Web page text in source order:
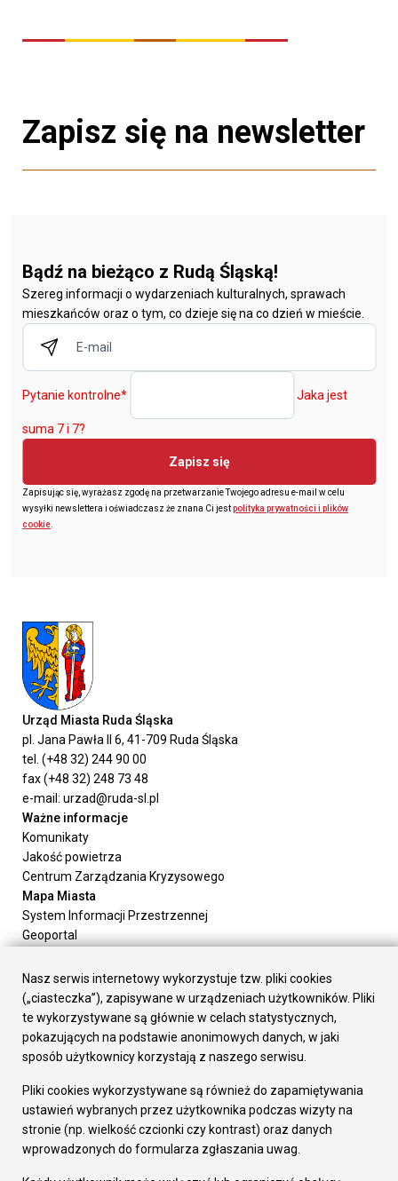
Zapisz się na newsletter
Bądź na bieżąco z Rudą Śląską!
Szereg informacji o wydarzeniach kulturalnych, sprawach
mieszkańców oraz o tym, co dzieje się na co dzień w mieście.
Pytanie kontrolne* Jaka jest
suma 7 i 7?
Zapisz się
Zapisując się, wyrażasz zgodę na przetwarzanie Twojego adresu e-mail w celu
wysyłki newslettera i oświadczasz że znana Ci jestpolityka prywatności i plików
cookie
Urząd Miasta Ruda Śląska
pl. Jana Pawła II 6, 41-709 Ruda Śląska
tel. (+48 32) 244 90 00
fax (+48 32) 248 73 48
e-mail: urzad@ruda-sl.pl
Ważne informacje
Komunikaty
Jakość powietrza
Centrum Zarządzania Kryzysowego
Mapa Miasta
System Informacji Przestrzennej
Geoportal
Załatw sprawę
Prezydent Miasta
Rada Miasta
Wydziały
Elektroniczna Skrzynka Podawcza
Gospodarka
Fundusze europejskie
Środki krajowe
Oferty inwestycyjne
Nasz serwis internetowy wykorzystuje tzw. pliki cookies
(„ciasteczka”), zapisywane w urządzeniach użytkowników. Pliki
te wykorzystywane są głównie w celach statystycznych,
pokazujących na podstawie anonimowych danych, w jaki
sposób użytkownicy korzystają z naszego serwisu.
Pliki cookies wykorzystywane są również do zapamiętywania
ustawień wybranych przez użytkownika podczas wizyty na
stronie (np. wielkość czcionki czy kontrast) oraz danych
wprowadzonych do formularza zgłaszania uwag.